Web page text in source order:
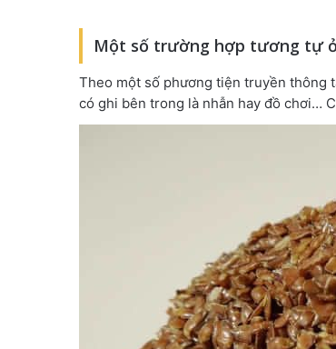
Một số trường hợp tương tự
Theo một số phương tiện truyền thông
có ghi bên trong là nhẫn hay đồ chơi…